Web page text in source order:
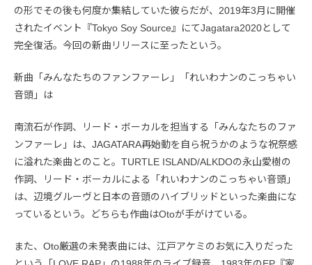
の形でその後も何度か集結していた彼らだが、2019年3月に開催
されたイベント『Tokyo Soy Source』にてJagatara2020として
完全復活。今回の新曲リリースに至ったという。
新曲「みんなたちのファンファーレ」「れいわナンのこっちゃい
音頭」は
南流石が作詞、リード・ボーカルを担当する「みんなたちのファ
ンファーレ」は、JAGATARA再始動を自ら祝うかのような祝祭感
に溢れた楽曲とのこと。TURTLE ISLAND/ALKDOの永山愛樹の
作詞、リード・ボーカルによる「れいわナンのこっちゃい音頭」
は、辺境グルーヴと日本の音頭のハイブリッドといった楽曲にな
っているという。どちらも作曲はOtoが手がけている。
また、Oto厳選の未発表曲には、江戸アケミのお気に入りだった